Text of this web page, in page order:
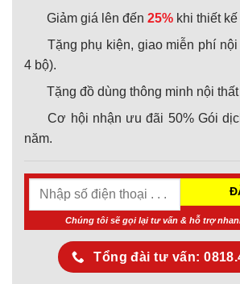
Giảm giá lên đến 25% khi thiết
Tặng phụ kiện, giao miễn phí
4 bộ).
Tặng đồ dùng thông minh nội
Cơ hội nhận ưu đãi 50% Gói
năm.
Chúng tôi sẽ gọi lại tư vấn & hỗ trợ
Tổng đài tư vấn: